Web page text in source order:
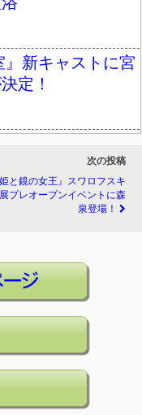
新キャストに宮
定！
次の投稿
姫と鏡の女王』スワロフスキ
プレオープンイベントに森
泉登場！